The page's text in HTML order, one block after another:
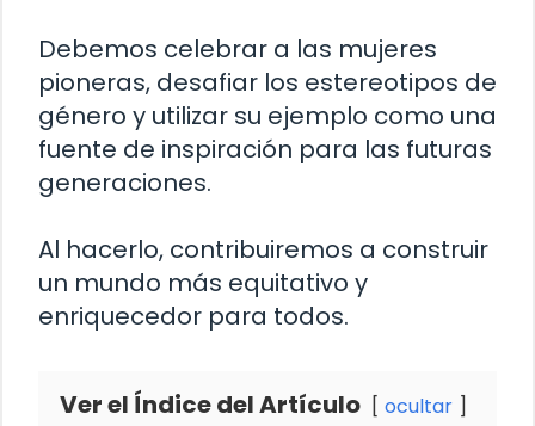
Debemos celebrar a las mujeres
pioneras, desafiar los estereotipos de
género y utilizar su ejemplo como una
fuente de inspiración para las futuras
generaciones.
Al hacerlo, contribuiremos a construir
un mundo más equitativo y
enriquecedor para todos.
Ver el Índice del Artículo ocultar